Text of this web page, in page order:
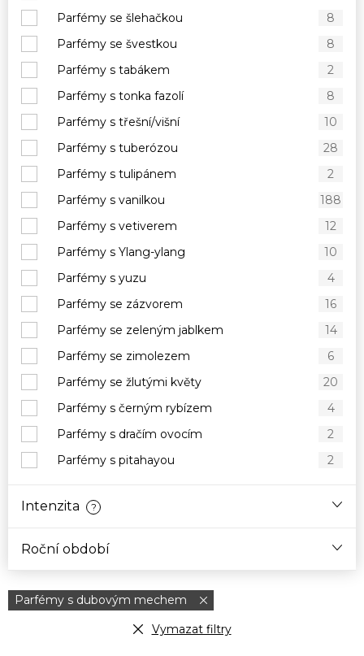
Parfémy se šlehačkou
8
Parfémy se švestkou
8
Parfémy s tabákem
2
Parfémy s tonka fazolí
8
Parfémy s třešní/višní
10
Parfémy s tuberózou
28
Parfémy s tulipánem
2
Parfémy s vanilkou
188
Parfémy s vetiverem
12
Parfémy s Ylang-ylang
10
Parfémy s yuzu
4
Parfémy se zázvorem
16
Parfémy se zeleným jablkem
14
Parfémy se zimolezem
6
Parfémy se žlutými květy
20
Parfémy s černým rybízem
4
Parfémy s dračím ovocím
2
Parfémy s pitahayou
2
Intenzita ?
Roční období
Parfémy s dubovým mechem
Vymazat filtry